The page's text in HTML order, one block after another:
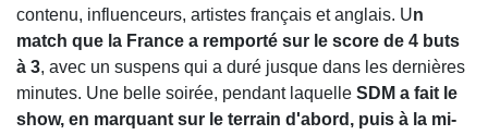
contenu, influenceurs, artistes français et anglais. Un
match que la France a remporté sur le score de 4 buts
à 3, avec un suspens qui a duré jusque dans les dernières
minutes. Une belle soirée, pendant laquelle SDM a fait le
show, en marquant sur le terrain d'abord, puis à la mi-